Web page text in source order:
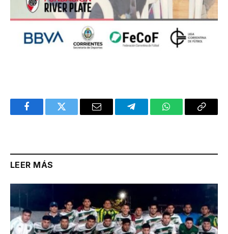
FacebookTwitter Email TelegramWhatsAppCopy
LEER MÁS